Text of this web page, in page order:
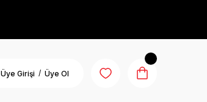
Üye Girişi / Üye Ol